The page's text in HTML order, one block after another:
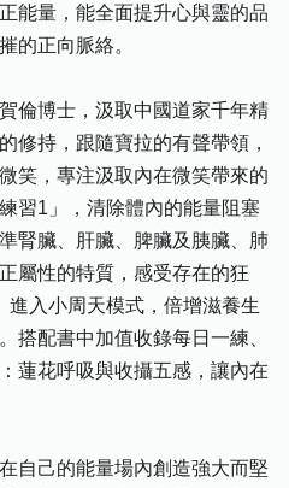
能量，能全面提升心與靈的品
的正向脈絡。
倫博士，汲取中國道家千年精
修持，跟隨寶拉的有聲帶領，
笑，專注汲取內在微笑帶來的
習1」，清除體內的能量阻塞
腎臟、肝臟、脾臟及胰臟、肺
屬性的特質，感受存在的狂
進入小周天模式，倍增滋養生
搭配書中加值收錄每日一練、
蓮花呼吸與收攝五感，讓內在
自己的能量場內創造強大而堅